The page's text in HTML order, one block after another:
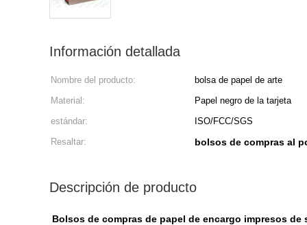
Información detallada
Nombre del producto:
bolsa de papel de arte
Material:
Papel negro de la tarjeta
estándar:
ISO/FCC/SGS
Resaltar:
bolsos de compras al
Descripción de producto
Bolsos de compras de papel de encargo impresos